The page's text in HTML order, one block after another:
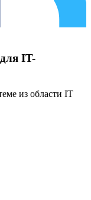
IT-
из области IT